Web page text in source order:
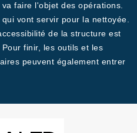
faire l'objet des opérations.
vont servir pour la nettoyée.
de la structure est
finir, les outils et les
peuvent également entrer